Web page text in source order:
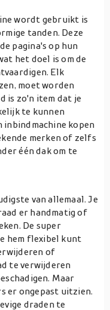
wordt gebruikt is
tanden. Deze
pagina's op hun
het doel is om de
Elk
moet worden
is zo'n item dat je
te kunnen
inbindmachine kopen
merken of zelfs
één dak om te
van allemaal. Je
er handmatig of
De super
hem flexibel kunt
of
te verwijderen
Maar
er ongepast uitzien.
draden te